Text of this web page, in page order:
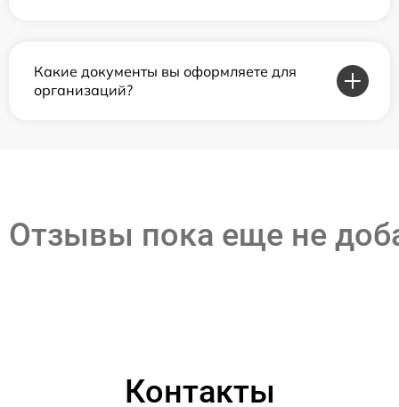
Какие документы вы оформляете для
организаций?
Отзывы пока еще не
Контакты